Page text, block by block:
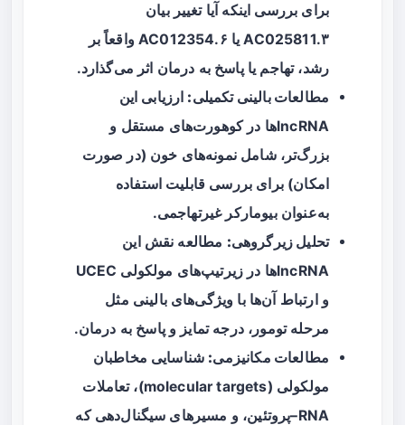
برای بررسی اینکه آیا تغییر بیان
AC025811.۳ یا AC012354.۶ واقعاً بر
رشد، تهاجم یا پاسخ به درمان اثر می‌گذارد.
مطالعات بالینی تکمیلی: ارزیابی این
lncRNAها در کوهورت‌های مستقل و
بزرگ‌تر، شامل نمونه‌های خون (در صورت
امکان) برای بررسی قابلیت استفاده
به‌عنوان بیومارکر غیرتهاجمی.
تحلیل زیرگروهی: مطالعه نقش این
lncRNAها در زیرتیپ‌های مولکولی UCEC
و ارتباط آن‌ها با ویژگی‌های بالینی مثل
مرحله تومور، درجه تمایز و پاسخ به درمان.
مطالعات مکانیزمی: شناسایی مخاطبان
مولکولی (molecular targets)، تعاملات
RNA–پروتئین، و مسیرهای سیگنال‌دهی که